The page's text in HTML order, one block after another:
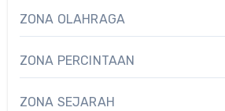
ZONA OLAHRAGA
ZONA PERCINTAAN
ZONA SEJARAH